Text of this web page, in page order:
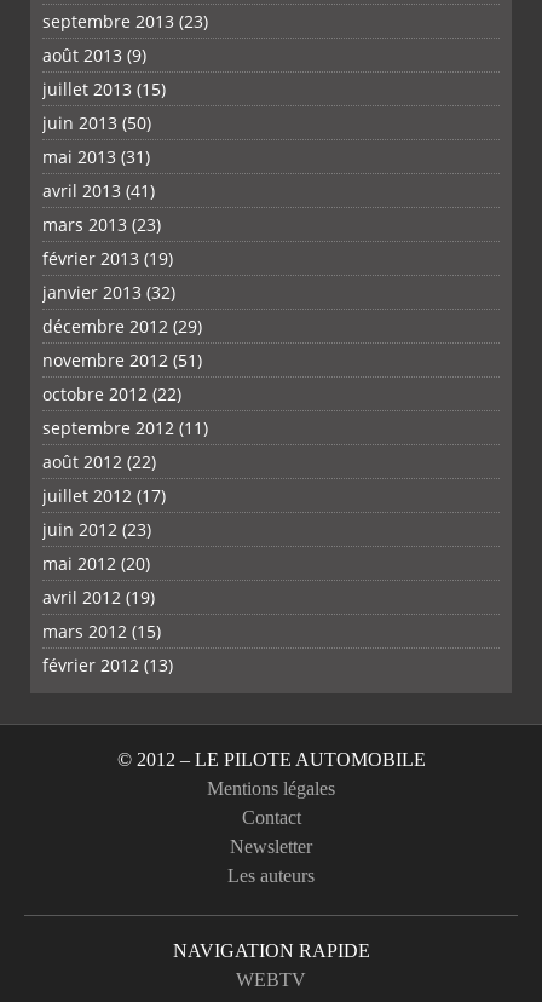
septembre 2013 (23)
août 2013 (9)
juillet 2013 (15)
juin 2013 (50)
mai 2013 (31)
avril 2013 (41)
mars 2013 (23)
février 2013 (19)
janvier 2013 (32)
décembre 2012 (29)
novembre 2012 (51)
octobre 2012 (22)
septembre 2012 (11)
août 2012 (22)
juillet 2012 (17)
juin 2012 (23)
mai 2012 (20)
avril 2012 (19)
mars 2012 (15)
février 2012 (13)
© 2012 – LE PILOTE AUTOMOBILE
Mentions légales
Contact
Newsletter
Les auteurs
NAVIGATION RAPIDE
WEBTV